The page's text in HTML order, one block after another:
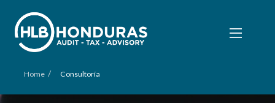
Home / Consultoría